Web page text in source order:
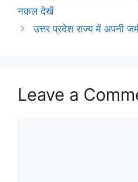
नकल देखें
उत्तर प्रदेश राज्य में अपनी
Leave a